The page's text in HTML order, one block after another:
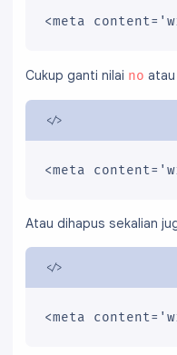
<meta
Cukup ganti nilai no atau
<meta
Atau dihapus sekalian
<meta